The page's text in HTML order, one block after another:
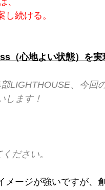
続ける。
（心地よい状態）を実
LIGHTHOUSE、今回
します！
ださい。
ージが強いですが、